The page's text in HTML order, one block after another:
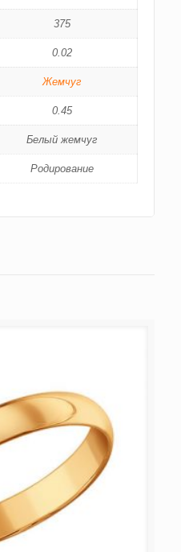
375
0.02
Жемчуг
0.45
Белый жемчуг
Родирование